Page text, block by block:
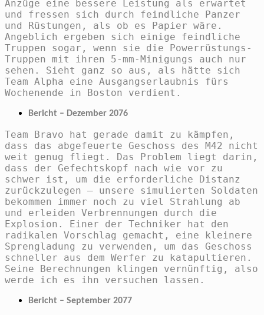
Anzüge eine bessere Leistung als erwartet
und fressen sich durch feindliche Panzer
und Rüstungen, als ob es Papier wäre.
Angeblich ergeben sich einige feindliche
Truppen sogar, wenn sie die Powerrüstungs-
Truppen mit ihren 5-mm-Minigungs auch nur
sehen. Sieht ganz so aus, als hätte sich
Team Alpha eine Ausgangserlaubnis fürs
Wochenende in Boston verdient.
Bericht – Dezember 2076
Team Bravo hat gerade damit zu kämpfen,
dass das abgefeuerte Geschoss des M42 nicht
weit genug fliegt. Das Problem liegt darin,
dass der Gefechtskopf nach wie vor zu
schwer ist, um die erforderliche Distanz
zurückzulegen – unsere simulierten Soldaten
bekommen immer noch zu viel Strahlung ab
und erleiden Verbrennungen durch die
Explosion. Einer der Techniker hat den
radikalen Vorschlag gemacht, eine kleinere
Sprengladung zu verwenden, um das Geschoss
schneller aus dem Werfer zu katapultieren.
Seine Berechnungen klingen vernünftig, also
werde ich es ihn versuchen lassen.
Bericht – September 2077